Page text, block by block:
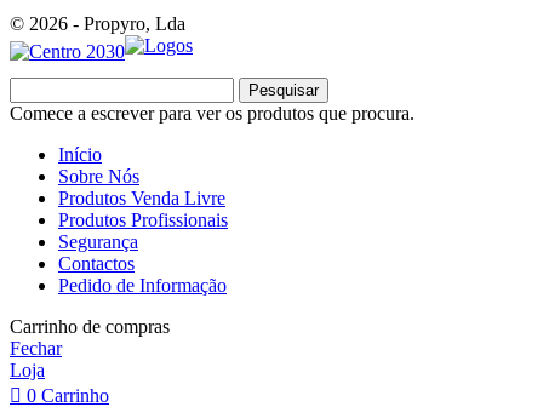
© 2026 - Propyro, Lda
Pesquisar
Comece a escrever para ver os produtos que procura.
Início
Sobre Nós
Produtos Venda Livre
Produtos Profissionais
Segurança
Contactos
Pedido de Informação
Carrinho de compras
Fechar
Loja
0 Carrinho